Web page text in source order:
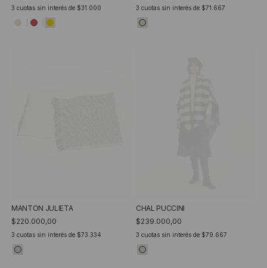
3 cuotas sin interés de $31.000 3 cuotas sin interés de $71.667
MANTON JULIETA
$220.000,00
3 cuotas sin interés de $73.334
CHAL PUCCINI
$239.000,00
3 cuotas sin interés de $79.667